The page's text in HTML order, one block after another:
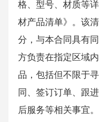
格、型号、材质等
材产品清单》。该
分，与本合同具有
方负责在指定区域
品，包括但不限于
同、签订订单、跟
后服务等相关事宜